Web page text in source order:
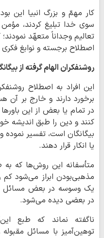
كار مهمّ و بزرگ انبيا اين
سوى خدا تبليغ كردند،
تعاليم وجداناً متعهّد
اصطلاح برجسته و نوابغ فكرى
روشنفکران الهام گرفته از
اين افراد به اصطلاح
برخورد دارند و خارج بر آن
در تمام يا بعض از اين
كنند و دين را طبق انديشه
بيگانگان است، تفسير نموده
يا انكار قرار دهند.
متأسفانه اين روش‌ها كه
مذهبى‌بودن ابراز مى‌شود
يك وسوسه در بعض مسائل
در بعضى ديده مى‌شود.
ناگفته نماند كه طبع
توهين‌آميز با مسائل